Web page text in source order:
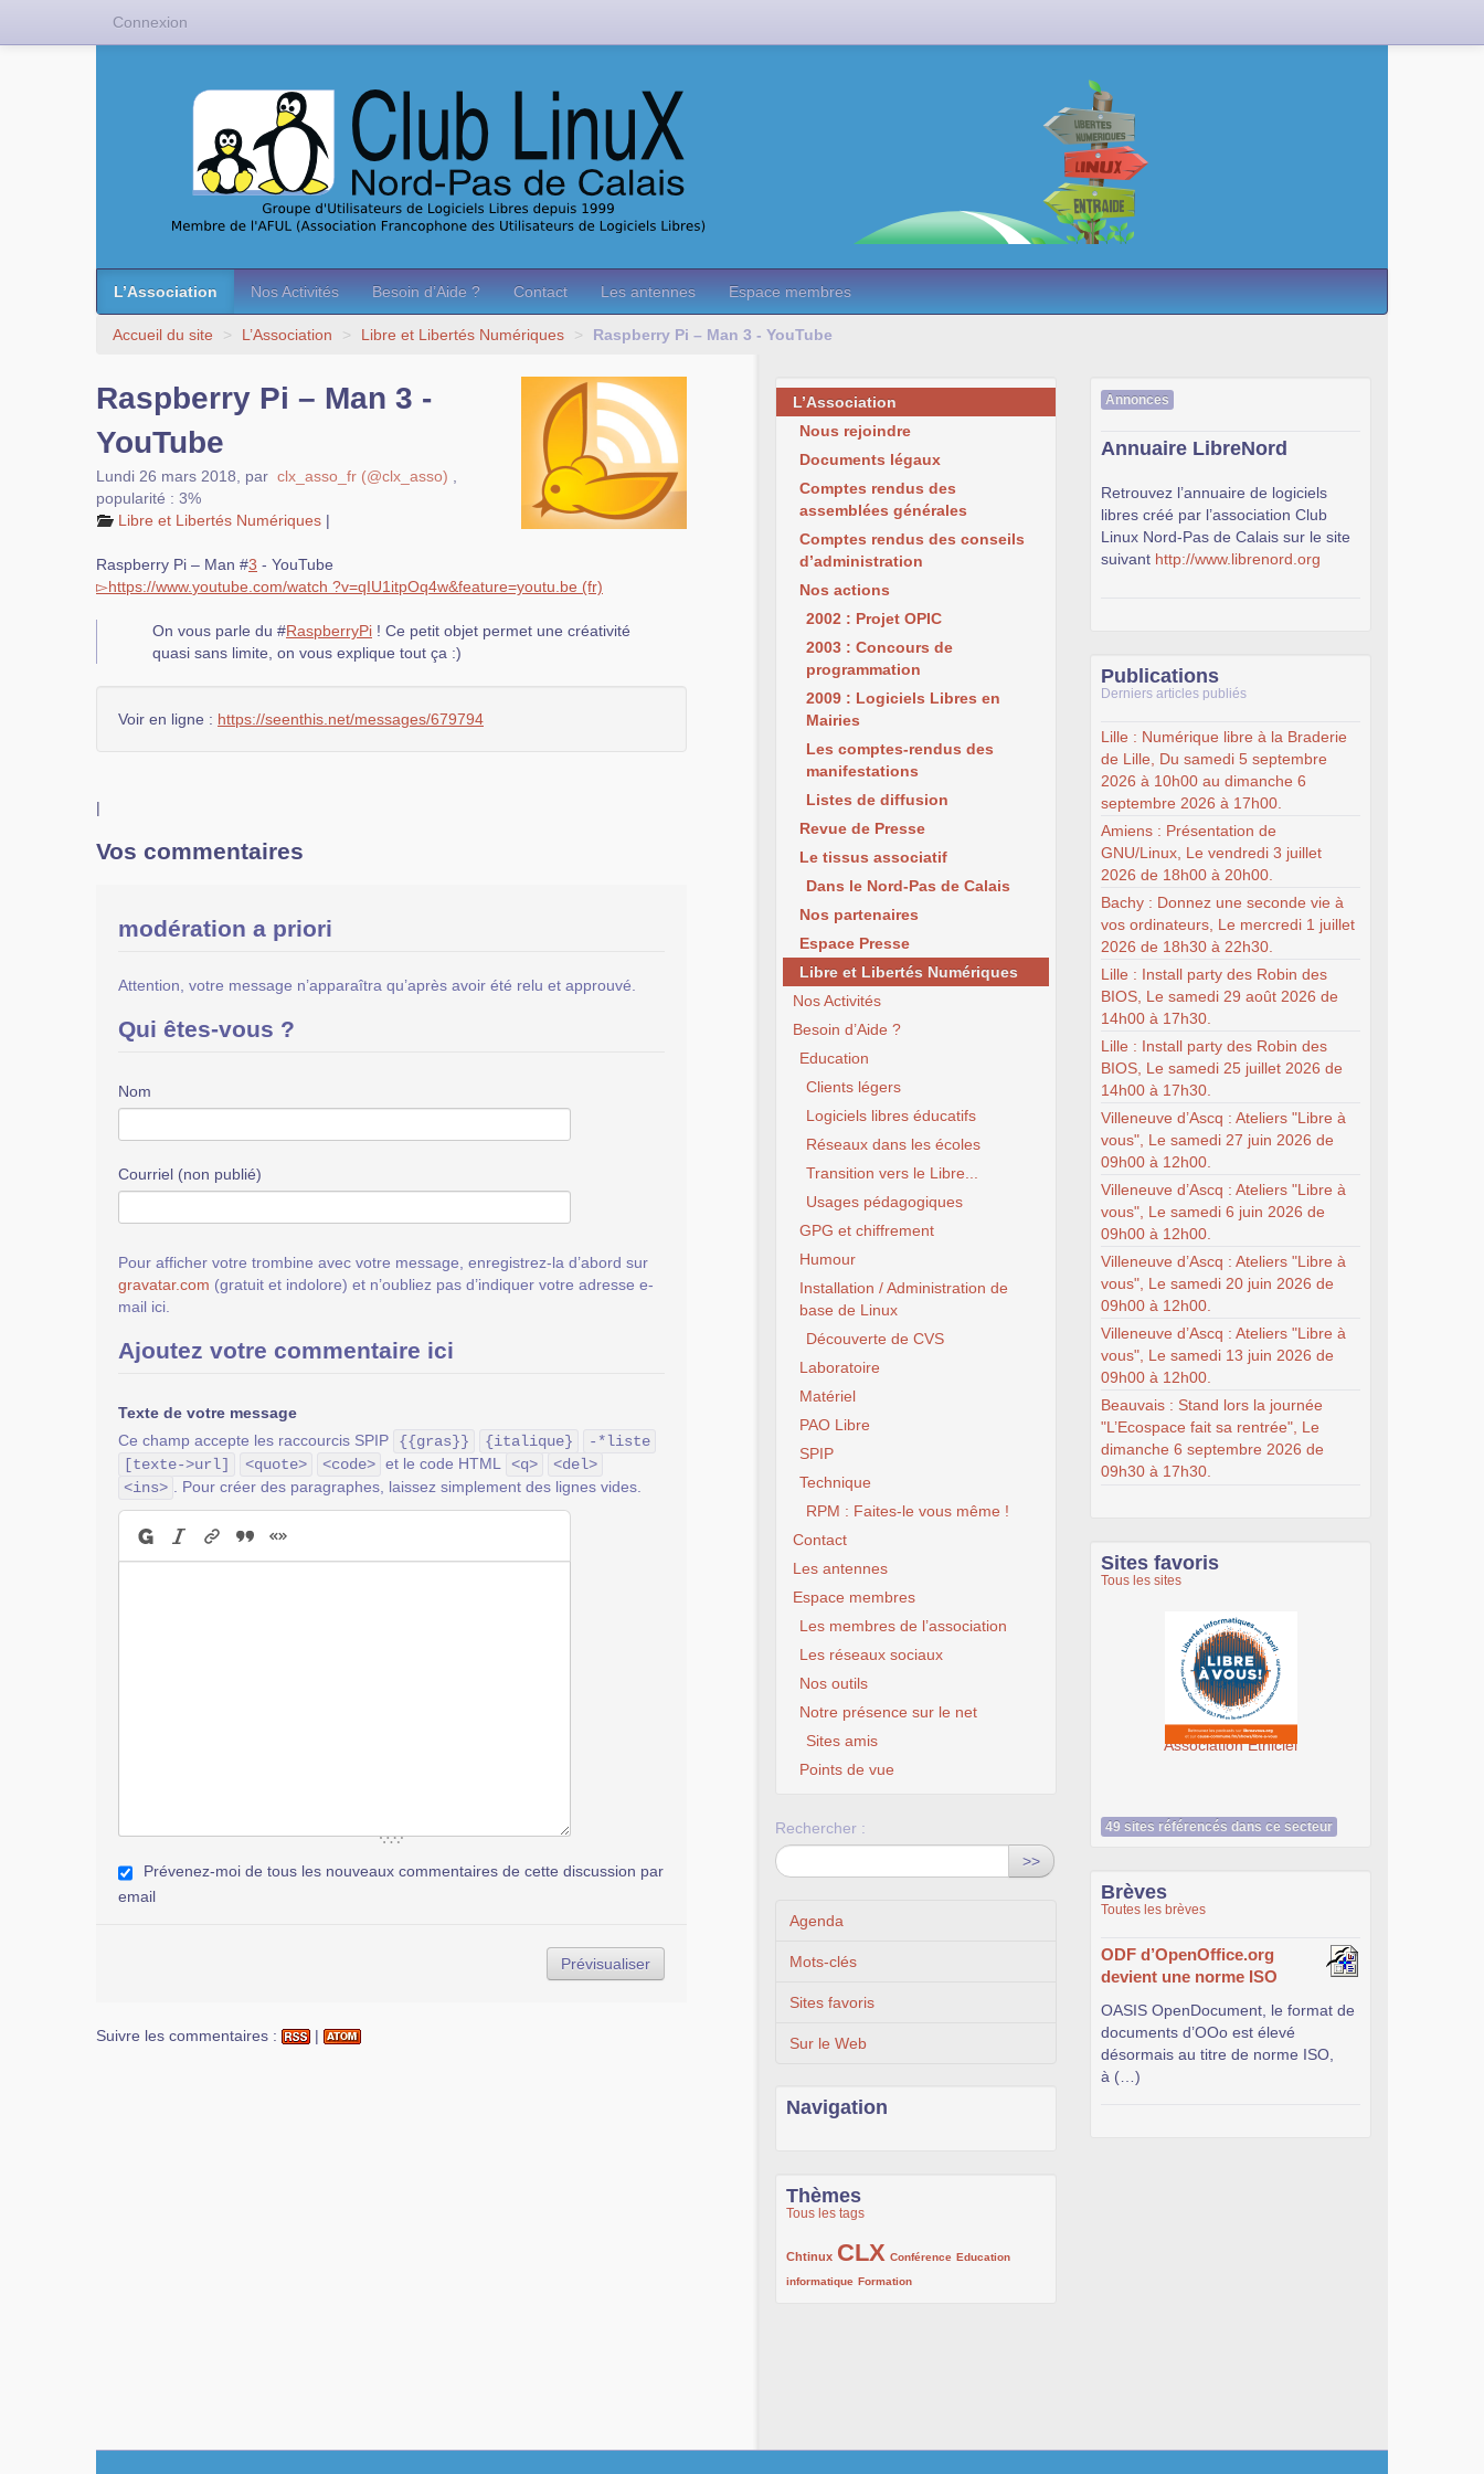
L’Association Nos Activités Besoin d’Aide ? Contact Les antennes Espace membres
Accueil du site > L’Association > Libre et Libertés Numériques > Raspberry Pi – Man 3 - YouTube
Raspberry Pi – Man 3 -
YouTube
Lundi 26 mars 2018 par clx_asso_fr (@clx_asso)
popularité : 3%
Libre et Libertés Numériques |
Raspberry Pi – Man #3 - YouTube
▻https://www.youtube.com/watch ?v=qIU1itpOq4w&feature=youtu.be
On vous parle du #RaspberryPi ! Ce petit objet permet une créativité
quasi sans limite, on vous explique tout ça :)
Voir en ligne : https://seenthis.net/messages/679794
|
Vos commentaires
modération a priori
Attention, votre message n’apparaîtra qu’après avoir été relu et approuvé.
Qui êtes-vous ?
Nom
Courriel (non publié)
Pour afficher votre trombine avec votre message, enregistrez-la d’abord sur
gravatar.com (gratuit et indolore) et n’oubliez pas d’indiquer votre adresse e-
mail ici.
Ajoutez votre commentaire ici
Texte de votre message
Ce champ accepte les raccourcis SPIP
{{gras}} {italique}
-*liste
[texte->url]
<quote> <code> et le code HTML <q>
<del>
<ins>
. Pour créer des paragraphes, laissez simplement des lignes vides.
Prévenez-moi de tous les nouveaux commentaires de cette discussion par
email
Suivre les commentaires : |
L’Association
Nous rejoindre
Documents légaux
Comptes rendus des
assemblées générales
Comptes rendus des conseils
d’administration
Nos actions
2002 : Projet OPIC
2003 : Concours de
programmation
2009 : Logiciels Libres en
Mairies
Les comptes-rendus des
manifestations
Listes de diffusion
Revue de Presse
Le tissus associatif
Dans le Nord-Pas de Calais
Nos partenaires
Espace Presse
Libre et Libertés Numériques
Nos Activités
Besoin d’Aide ?
Education
Clients légers
Logiciels libres éducatifs
Réseaux dans les écoles
Transition vers le Libre...
Usages pédagogiques
GPG et chiffrement
Humour
Installation / Administration de
base de Linux
Découverte de CVS
Laboratoire
Matériel
PAO Libre
SPIP
Technique
RPM : Faites-le vous même !
Contact
Les antennes
Espace membres
Les membres de l’association
Les réseaux sociaux
Nos outils
Notre présence sur le net
Sites amis
Points de vue
Rechercher :
>>
Agenda
Mots-clés
Sites favoris
Sur le Web
Navigation
Thèmes
Tous les tags
Chtinux
222/1002CLX
1002/1002 Conférence
132/1002
Education
informatique
119/1002 Formation
168/1002
Annonces
Annuaire LibreNord
Retrouvez l’annuaire de logiciels
libres créé par l’association Club
Linux Nord-Pas de Calais sur le site
suivant http://www.librenord.org
Publications
Derniers articles publiés
Lille : Numérique libre à la Braderie
de Lille, Du samedi 5 septembre
2026 à 10h00 au dimanche 6
septembre 2026 à 17h00.
Amiens : Présentation de
GNU/Linux, Le vendredi 3 juillet
2026 de 18h00 à 20h00.
Bachy : Donnez une seconde vie à
vos ordinateurs, Le mercredi 1 juillet
2026 de 18h30 à 22h30.
Lille : Install party des Robin des
BIOS, Le samedi 29 août 2026 de
14h00 à 17h30.
Lille : Install party des Robin des
BIOS, Le samedi 25 juillet 2026 de
14h00 à 17h30.
Villeneuve d’Ascq : Ateliers "Libre à
vous", Le samedi 27 juin 2026 de
09h00 à 12h00.
Villeneuve d’Ascq : Ateliers "Libre à
vous", Le samedi 6 juin 2026 de
09h00 à 12h00.
Villeneuve d’Ascq : Ateliers "Libre à
vous", Le samedi 20 juin 2026 de
09h00 à 12h00.
Villeneuve d’Ascq : Ateliers "Libre à
vous", Le samedi 13 juin 2026 de
09h00 à 12h00.
Beauvais : Stand lors la journée
"L’Ecospace fait sa rentrée", Le
dimanche 6 septembre 2026 de
09h30 à 17h30.
Sites favoris
Tous les sites
Association Éthiciel
49 sites référencés dans ce secteur
Brèves
Toutes les brèves
ODF d’OpenOffice.org
devient une norme ISO
OASIS OpenDocument, le format de
documents d’OOo est élevé
désormais au titre de norme ISO,
à (…)
Connexion